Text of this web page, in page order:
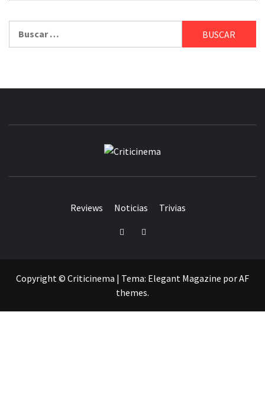
Reviews Noticias Trivias
TwitterFacebook
Copyright © Criticinema | Tema: Elegant Magazine porAF
themes.